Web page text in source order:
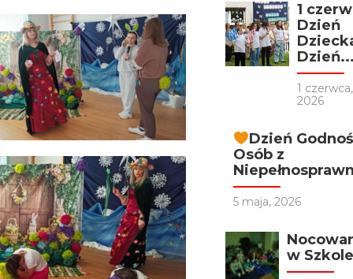
1
Dzień
1 czerwca,
2026
Dzień
Osób z
5 maja, 2026
w Szkole